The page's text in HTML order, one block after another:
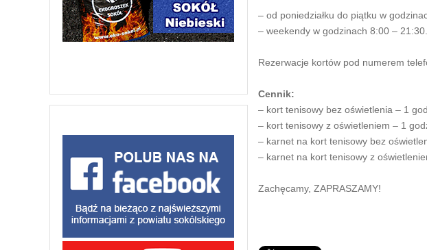
– od poniedziałku do piątku w
– weekendy w godzinach 8:00 – 21:30.
Rezerwacje kortów pod numerem
Cennik:
– kort tenisowy bez oświetlenia – 1
– kort tenisowy z oświetleniem – 1
– karnet na kort tenisowy bez
– karnet na kort tenisowy z
Zachęcamy, ZAPRASZAMY!